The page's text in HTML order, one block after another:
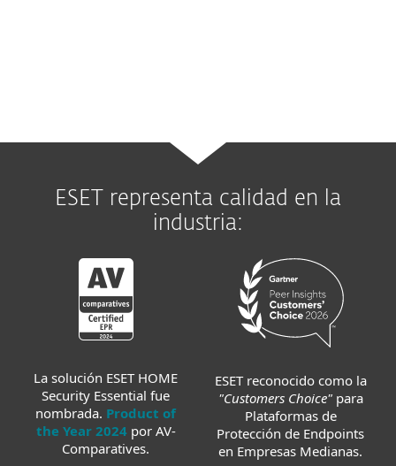
ESET representa calidad en la
industria:
La solución ESET HOME
Security Essential fue
nombrada. Product of
the Year 2024por AV-
Comparatives.
ESET reconocido como la
"Customers Choice" para
Plataformas de
Protección de Endpoints
en Empresas Medianas.